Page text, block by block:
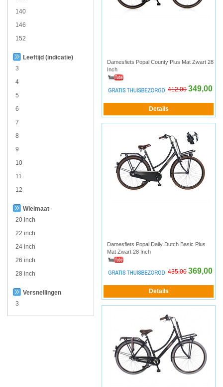
140
146
152
Leeftijd (indicatie)
3
4
5
6
7
8
9
10
11
12
Wielmaat
20 inch
22 inch
24 inch
26 inch
28 inch
Versnellingen
3
Damesfiets Popal County Plus Mat Zwart 28
Inch
412,00 349,00
Damesfiets Popal Daily Dutch Basic Plus
Mat Zwart 28 Inch
435,00 369,00